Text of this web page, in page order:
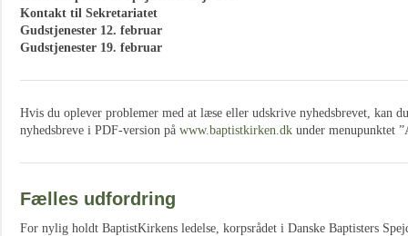
Kontakt til Sekretariatet
Gudstjenester 12. februar
Gudstjenester 19. februar
Hvis du oplever problemer med at læse eller udskrive nyhedsbrevet, kan
nyhedsbreve i PDF-version på www.baptistkirken.dk under menupunktet
Fælles udfordring
For nylig holdt BaptistKirkens ledelse, korpsrådet i Danske Baptisters